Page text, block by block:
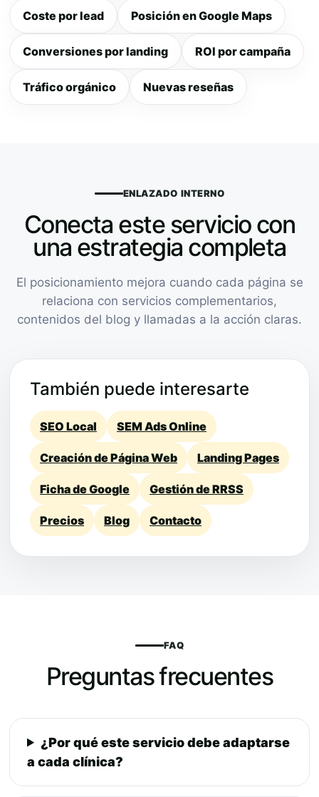
Coste por lead Posición en Google Maps
Conversiones por landing ROI por campaña
Tráfico orgánico Nuevas reseñas
ENLAZADO INTERNO
Conecta este servicio con
una estrategia completa
El posicionamiento mejora cuando cada página se
relaciona con servicios complementarios,
contenidos del blog y llamadas a la acción claras.
También puede interesarte
SEO Local SEM Ads Online
Creación de Página Web Landing Pages
Ficha de Google Gestión de RRSS
Precios Blog Contacto
FAQ
Preguntas frecuentes
¿Por qué este servicio debe adaptarse
a cada clínica?